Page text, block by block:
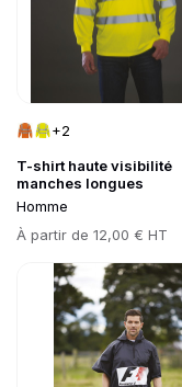
T-shirt haute visibilité
manches longues
Homme
Prix
À partir de 12,00 € HT
+2
Go to product page